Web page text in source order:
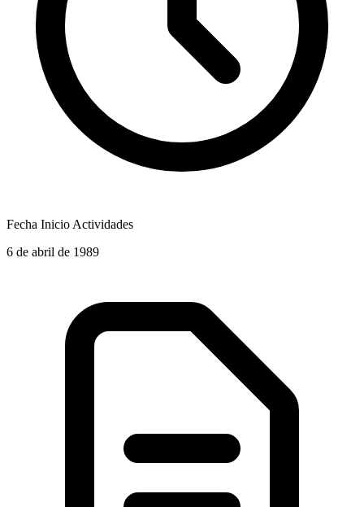
Fecha Inicio Actividades
6 de abril de 1989